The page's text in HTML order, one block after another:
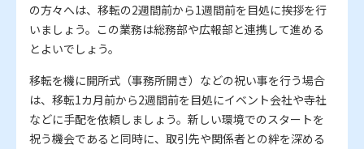
の方々へは、移転の2週間前から1週間前を目処に挨拶を行
いましょう。この業務は総務部や広報部と連携して進める
とよいでしょう。
移転を機に開所式（事務所開き）などの祝い事を行う場合
は、移転1カ月前から2週間前を目処にイベント会社や寺社
などに手配を依頼しましょう。新しい環境でのスタートを
祝う機会であると同時に、取引先や関係者との絆を深める